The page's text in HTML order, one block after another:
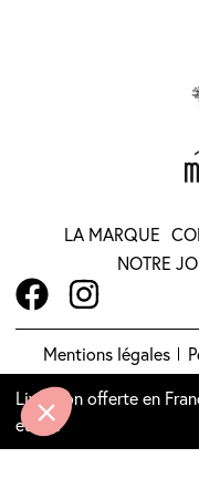
Livraison offerte en
euros.
LA MARQUE
NOTRE
Mentions légales
© 2026 Mangrose
Bordeaux